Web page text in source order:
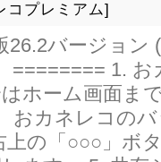
コプレミアム]
バージョン
======== 1.
ホーム画面ま
おカネレコの
上の「○○○」ボ